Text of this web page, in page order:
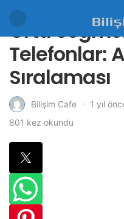
Orta
Telefonlar:
Sıralaması
Bilişim Cafe
1 yıl
801 kez okundu